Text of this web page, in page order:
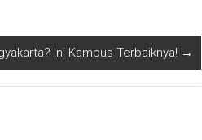
Ini Kampus Terbaiknya! →